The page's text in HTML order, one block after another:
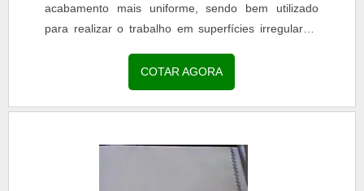
acabamento mais uniforme, sendo bem utilizado
para realizar o trabalho em superfícies irregulares,
COTAR AGORA